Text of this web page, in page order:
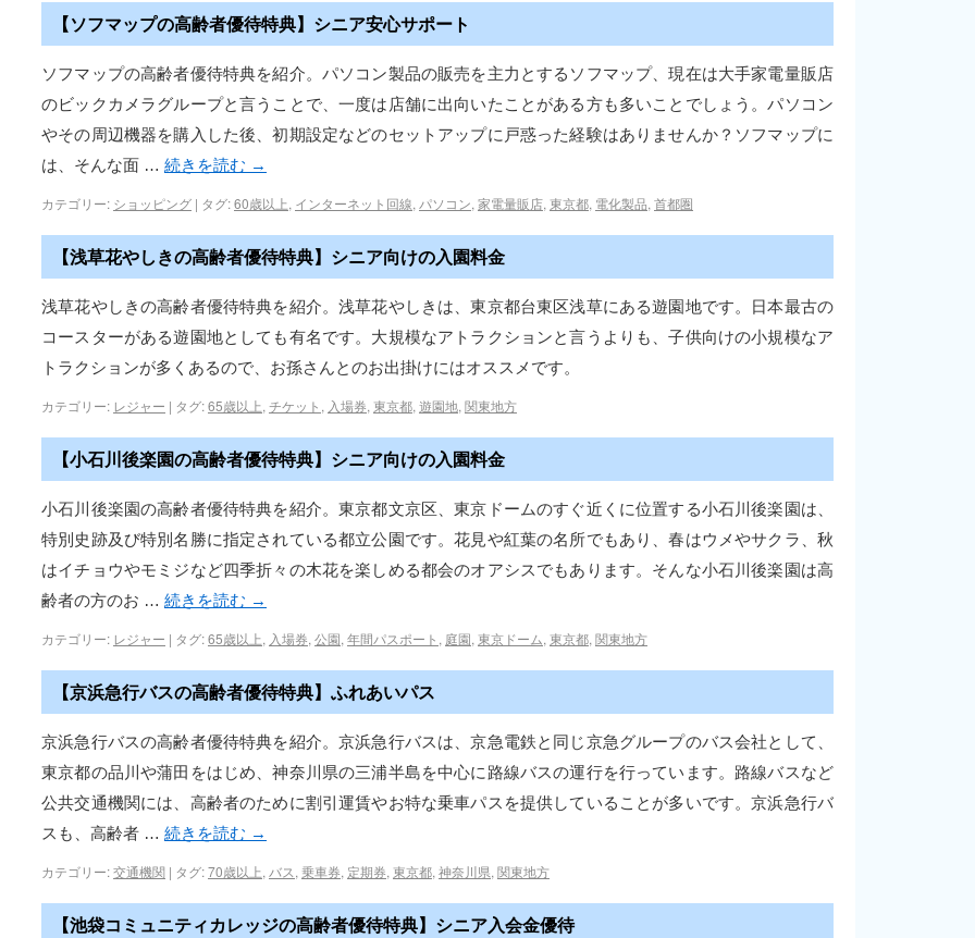
【ソフマップの高齢者優待特典】シニア安心サポート
ソフマップの高齢者優待特典を紹介。パソコン製品の販売を主力とするソフマップ、現在は大手家電量販店
のビックカメラグループと言うことで、一度は店舗に出向いたことがある方も多いことでしょう。パソコン
やその周辺機器を購入した後、初期設定などのセットアップに戸惑った経験はありませんか？ソフマップに
は、そんな面 … 続きを読む →
カテゴリー: ショッピング | タグ:60歳以上, インターネット回線, パソコン, 家電量販店, 東京都, 電化製品, 首都圏
【浅草花やしきの高齢者優待特典】シニア向けの入園料金
浅草花やしきの高齢者優待特典を紹介。浅草花やしきは、東京都台東区浅草にある遊園地です。日本最古の
コースターがある遊園地としても有名です。大規模なアトラクションと言うよりも、子供向けの小規模なア
トラクションが多くあるので、お孫さんとのお出掛けにはオススメです。
カテゴリー: レジャー | タグ:65歳以上, チケット , 入場券, 東京都, 遊園地, 関東地方
【小石川後楽園の高齢者優待特典】シニア向けの入園料金
小石川後楽園の高齢者優待特典を紹介。東京都文京区、東京ドームのすぐ近くに位置する小石川後楽園は、
特別史跡及び特別名勝に指定されている都立公園です。花見や紅葉の名所でもあり、春はウメやサクラ、秋
はイチョウやモミジなど四季折々の木花を楽しめる都会のオアシスでもあります。そんな小石川後楽園は高
齢者の方のお … 続きを読む →
カテゴリー: レジャー | タグ:65歳以上, 入場券, 公園, 年間パスポート , 庭園, 東京ドーム, 東京都, 関東地方
【京浜急行バスの高齢者優待特典】ふれあいパス
京浜急行バスの高齢者優待特典を紹介。京浜急行バスは、京急電鉄と同じ京急グループのバス会社として、
東京都の品川や蒲田をはじめ、神奈川県の三浦半島を中心に路線バスの運行を行っています。路線バスなど
公共交通機関には、高齢者のために割引運賃やお特な乗車パスを提供していることが多いです。京浜急行バ
スも、高齢者 … 続きを読む →
カテゴリー:交通機関 | タグ:70歳以上, バス, 乗車券, 定期券, 東京都, 神奈川県, 関東地方
【池袋コミュニティカレッジの高齢者優待特典】シニア入会金優待